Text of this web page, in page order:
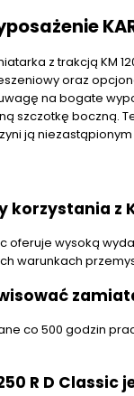
z trakcją
oraz
na bogate
szczotkę boczną.
ją
z
oferuje wysoką
warunkach
co 500 godzin
250 R D